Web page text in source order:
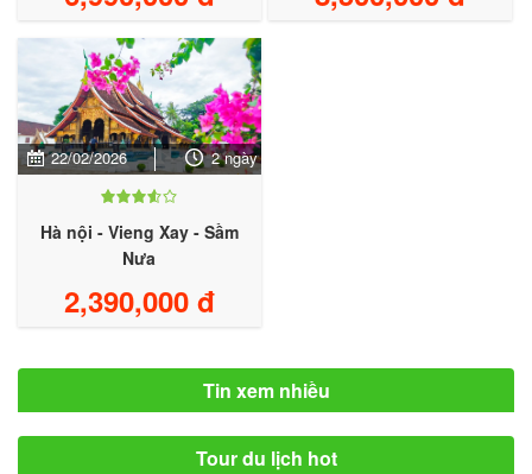
22/02/2026 2 ngày
Hà nội - Vieng Xay - Sầm
Nưa
2,390,000 đ
Tin xem nhiều
Tour du lịch hot